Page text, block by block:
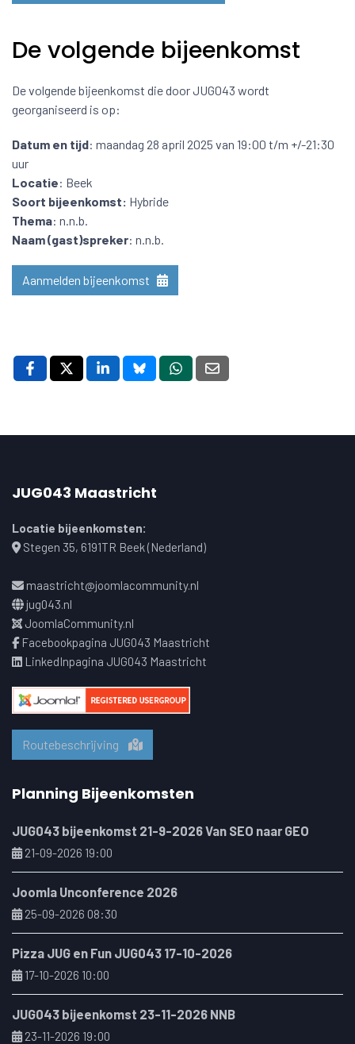
De volgende bijeenkomst
De volgende bijeenkomst die door JUG043 wordt
georganiseerd is op:
Datum en tijd: maandag 28 april 2025 van 19:00 t/m +/-21:30
uur
Locatie: Beek
Soort bijeenkomst: Hybride
Thema: n.n.b.
Naam (gast)spreker: n.n.b.
Aanmelden bijeenkomst
JUG043 Maastricht
Locatie bijeenkomsten:
Stegen 35, 6191TR Beek (Nederland)
maastricht@joomlacommunity.nl
jug043.nl
JoomlaCommunity.nl
Facebookpagina JUG043 Maastricht
LinkedInpagina JUG043 Maastricht
Routebeschrijving
Planning Bijeenkomsten
JUG043 bijeenkomst 21-9-2026 Van SEO naar GEO
21-09-2026 19:00
Joomla Unconference 2026
25-09-2026 08:30
Pizza JUG en Fun JUG043 17-10-2026
17-10-2026 10:00
JUG043 bijeenkomst 23-11-2026 NNB
23-11-2026 19:00